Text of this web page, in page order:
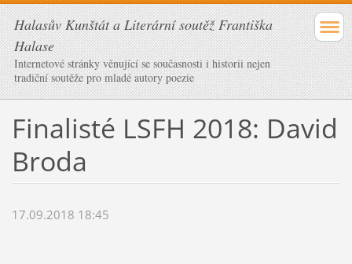
Halasův Kunštát a Literární soutěž Františka
Halase
Internetové stránky věnující se současnosti i historii nejen
tradiční soutěže pro mladé autory poezie
Finalisté LSFH 2018: David
Broda
17.09.2018 18:45